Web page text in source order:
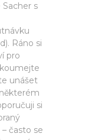
s
Ráno si
pro
unášet
si
často se